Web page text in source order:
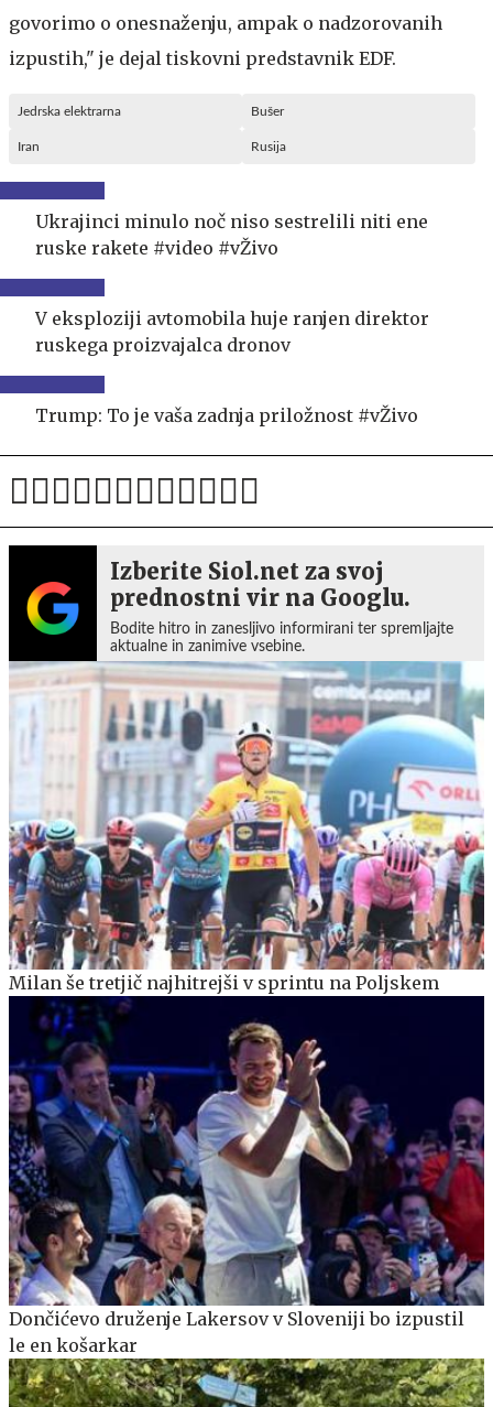
govorimo o onesnaženju, ampak o nadzorovanih
izpustih," je dejal tiskovni predstavnik EDF.
Jedrska elektrarna Bušer
Iran Rusija
Ukrajinci minulo noč niso sestrelili niti ene
ruske rakete #video #vŽivo
V eksploziji avtomobila huje ranjen direktor
ruskega proizvajalca dronov
Trump: To je vaša zadnja priložnost #vŽivo
Izberite Siol.net za svoj
prednostni vir na Googlu.
Bodite hitro in zanesljivo informirani ter spremljajte
aktualne in zanimive vsebine.
Milan še tretjič najhitrejši v sprintu na Poljskem
Dončićevo druženje Lakersov v Sloveniji bo izpustil
le en košarkar